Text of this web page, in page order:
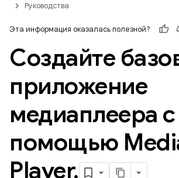
Руководства
Эта информация оказалась полезной?
Создайте
приложение
медиаплеера с
помощью
Player.